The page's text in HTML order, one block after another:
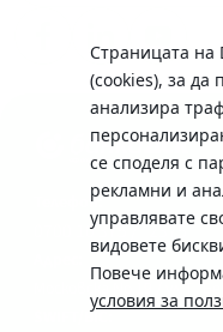
Страницата на
(cookies), за да
анализира
се споделя с
рекламни и
управлявате
видовете
Повече
условия за
Телефон:
0700 10 375 / *2375
Московска No.19 / ул. Г.
SWIFT/BIC: